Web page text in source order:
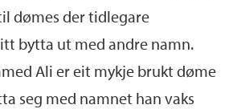
dømes der tidlegare
bytta ut med andre namn.
Ali er eit mykje brukt døme
seg med namnet han vaks